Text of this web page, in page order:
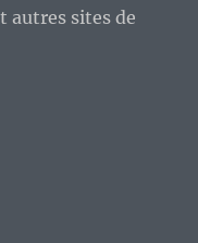
autres sites de